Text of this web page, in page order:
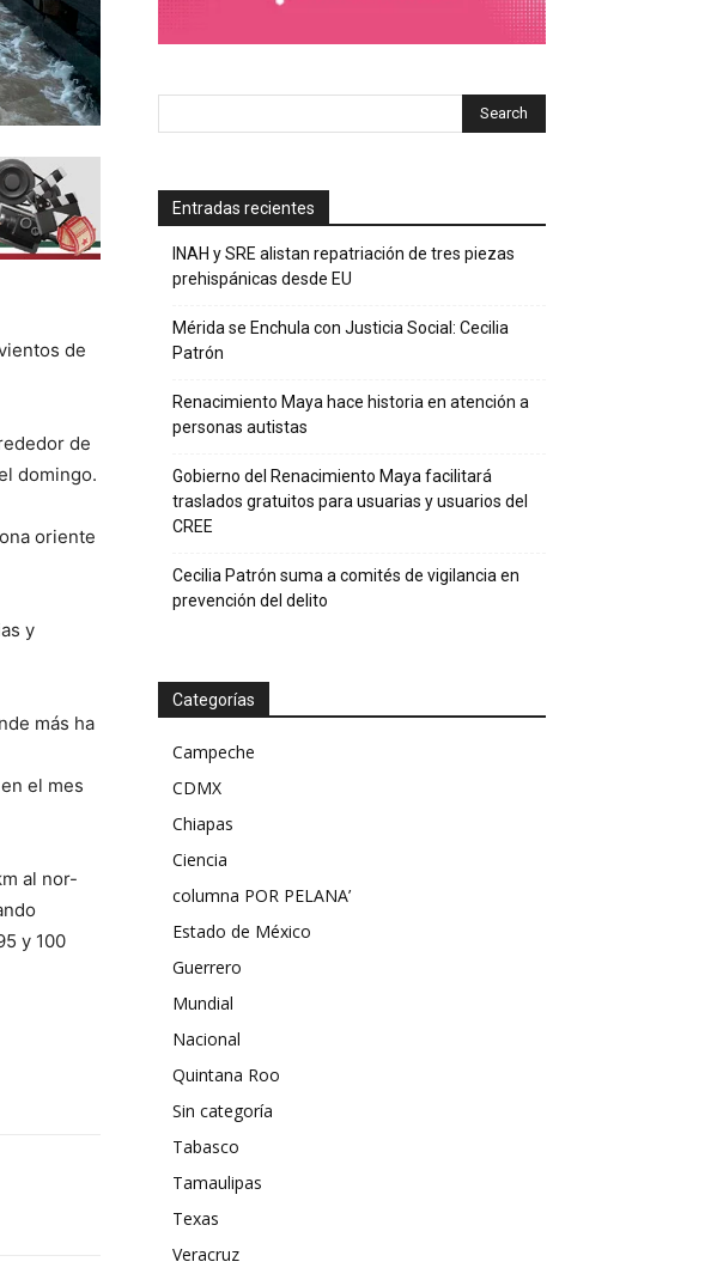
de
de
domingo.
oriente
y
más ha
el mes
al nor-
y 100
Entradas recientes
INAH y SRE alistan repatriación de tres piezas
prehispánicas desde EU
Mérida se Enchula con Justicia Social: Cecilia
Patrón
Renacimiento Maya hace historia en atención a
personas autistas
Gobierno del Renacimiento Maya facilitará
traslados gratuitos para usuarias y usuarios del
CREE
Cecilia Patrón suma a comités de vigilancia en
prevención del delito
Categorías
Campeche
CDMX
Chiapas
Ciencia
columna POR PELANA’
Estado de México
Guerrero
Mundial
Nacional
Quintana Roo
Sin categoría
Tabasco
Tamaulipas
Texas
Veracruz